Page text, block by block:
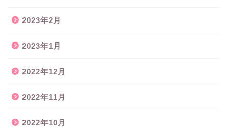
2023年2月
2023年1月
2022年12月
2022年11月
2022年10月